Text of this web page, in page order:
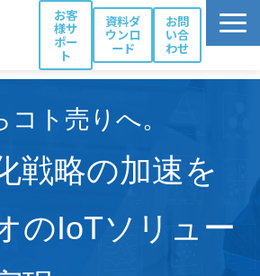
お客
様サ
ポー
ト
資料ダ
ウンロ
ード
お問
い合
わせ
ネクシオIoTの強み
製品・サービス
導入事例
ブログ
お役立ち資料
ト売りへ。
戦略の加速を
のIoTソリュー